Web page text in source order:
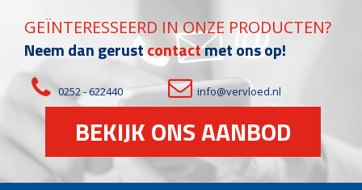
GEÏNTERESSEERD IN ONZE PRODUCTEN?
Neem dan gerustcontactmet ons op!
0252 - 622440 info@vervloed.nl
BEKIJK ONS AANBOD